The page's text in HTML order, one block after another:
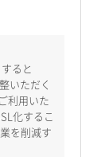
ると
いただく
利用いた
化するこ
を削減す